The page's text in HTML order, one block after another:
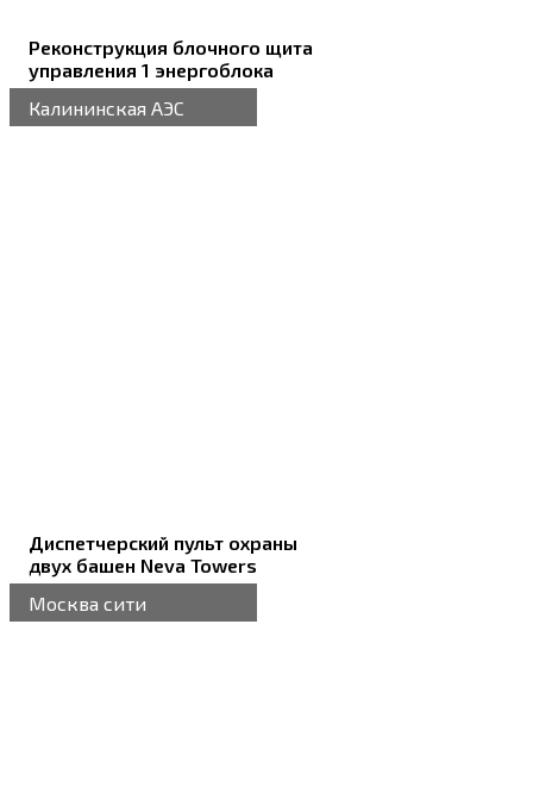
Реконструкция блочного щита
управления 1 энергоблока
Калининская АЭС
Диспетчерский пульт охраны
двух башен Neva Towers
Москва сити